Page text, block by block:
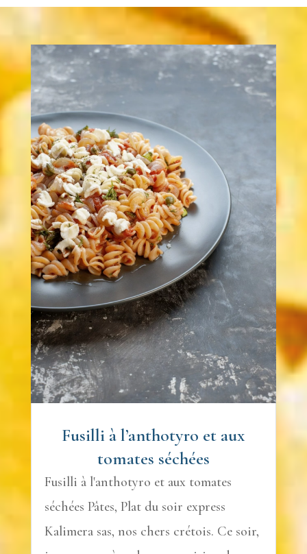
Fusilli à l’anthotyro et aux
tomates séchées
Fusilli à l'anthotyro et aux tomates
séchées Pâtes, Plat du soir express
Kalimera sas, nos chers crétois. Ce soir,